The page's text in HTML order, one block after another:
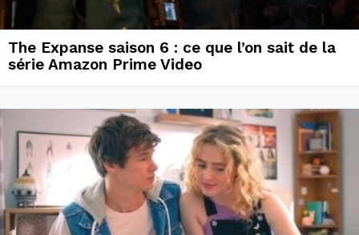
The Expanse saison 6 : ce que l’on sait de la
série Amazon Prime Video